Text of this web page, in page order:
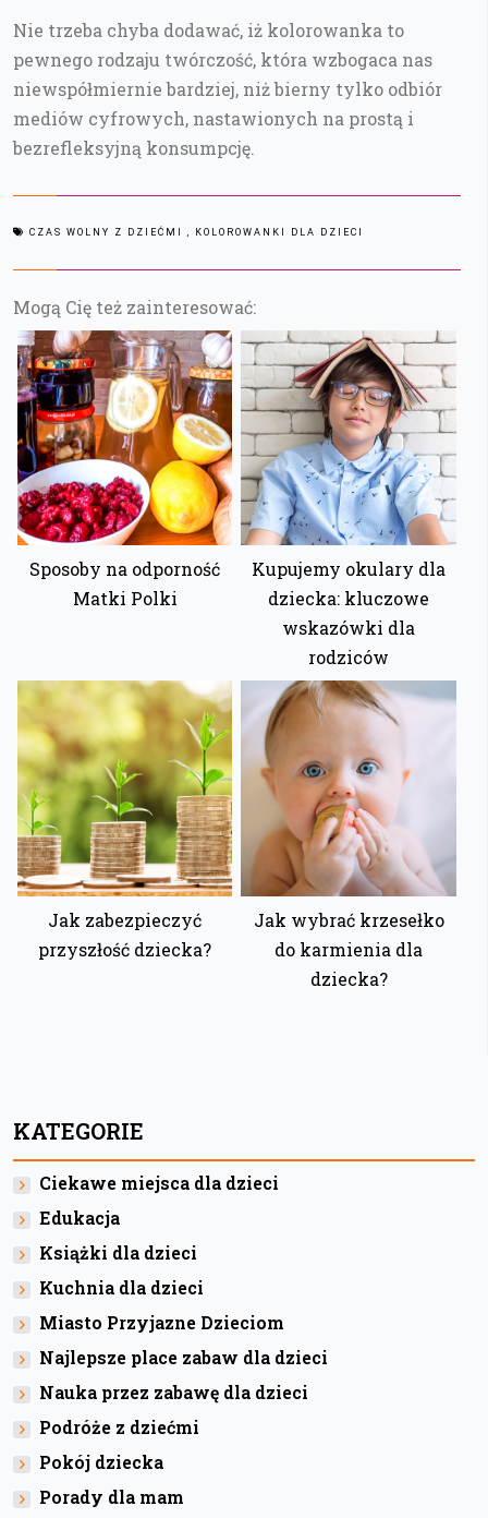
Nie trzeba chyba dodawać, iż kolorowanka to
pewnego rodzaju twórczość, która wzbogaca nas
niewspółmiernie bardziej, niż bierny tylko odbiór
mediów cyfrowych, nastawionych na prostą i
bezrefleksyjną konsumpcję.
CZAS WOLNY Z DZIEĆMI , KOLOROWANKI DLA DZIECI
Mogą Cię też zainteresować:
Sposoby‌ ‌na‌ ‌odporność‌
Matki‌ ‌Polki‌
Kupujemy okulary dla
dziecka: kluczowe
wskazówki dla
rodziców
Jak zabezpieczyć
przyszłość dziecka?
Jak wybrać krzesełko
do karmienia dla
dziecka?
KATEGORIE
Ciekawe miejsca dla dzieci
Edukacja
Książki dla dzieci
Kuchnia dla dzieci
Miasto Przyjazne Dzieciom
Najlepsze place zabaw dla dzieci
Nauka przez zabawę dla dzieci
Podróże z dziećmi
Pokój dziecka
Porady dla mam